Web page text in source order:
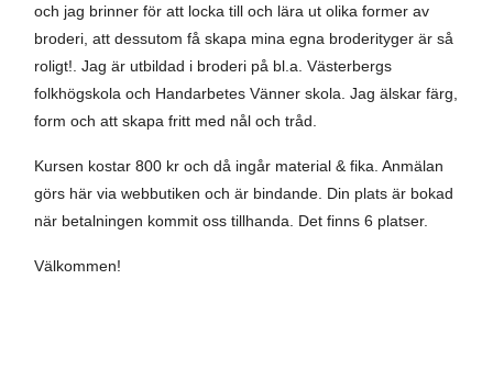
och jag brinner för att locka till och lära ut olika former av
broderi, att dessutom få skapa mina egna broderityger är så
roligt!. Jag är utbildad i broderi på bl.a. Västerbergs
folkhögskola och Handarbetes Vänner skola. Jag älskar färg,
form och att skapa fritt med nål och tråd.
Kursen kostar 800 kr och då ingår material & fika. Anmälan
görs här via webbutiken och är bindande. Din plats är bokad
när betalningen kommit oss tillhanda. Det finns 6 platser.
Välkommen!